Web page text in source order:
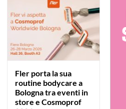
Fler porta la sua
Bologna tra eventi
Fler porta la sua
routine bodycare a
Bologna tra eventi in
store e Cosmoprof